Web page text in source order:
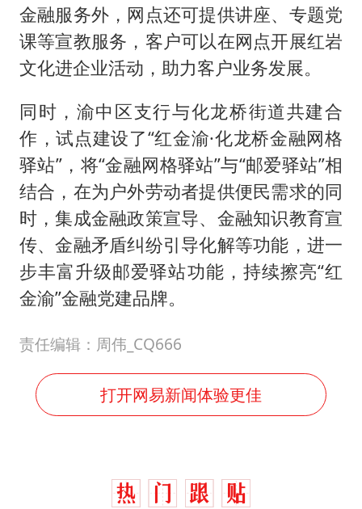
金融服务外，网点还可提供讲座、专题党
课等宣教服务，客户可以在网点开展红岩
文化进企业活动，助力客户业务发展。
同时，渝中区支行与化龙桥街道共建合
作，试点建设了“红金渝·化龙桥金融网格
驿站”，将“金融网格驿站”与“邮爱驿站”相
结合，在为户外劳动者提供便民需求的同
时，集成金融政策宣导、金融知识教育宣
传、金融矛盾纠纷引导化解等功能，进一
步丰富升级邮爱驿站功能，持续擦亮“红
金渝”金融党建品牌。
责任编辑：周伟_CQ666
打开网易新闻体验更佳